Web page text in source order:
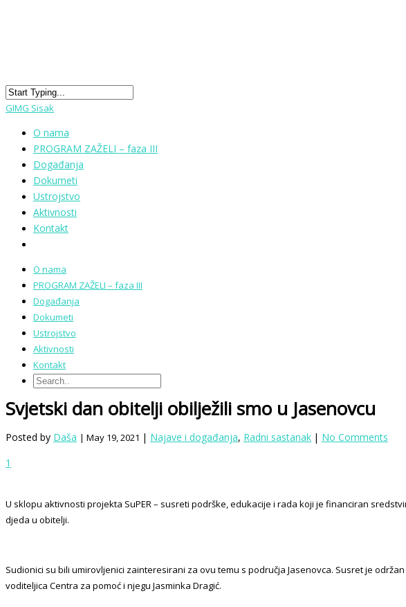
GIMG Sisak
O nama
PROGRAM ZAŽELI – faza III
Događanja
Dokumeti
Ustrojstvo
Aktivnosti
Kontakt
O nama
PROGRAM ZAŽELI – faza III
Događanja
Dokumeti
Ustrojstvo
Aktivnosti
Kontakt
Svjetski dan obitelji obilježili smo u Jasenovcu
Posted by Daša | May 19, 2021 | Najave i događanja, Radni sastanak | No Comments
1
U sklopu aktivnosti projekta SuPER – susreti podrške, edukacije i rada koji je financiran
djeda u obitelji.
Sudionici su bili umirovljenici zainteresirani za ovu temu s područja Jasenovca. Susret je
voditeljica Centra za pomoć i njegu Jasminka Dragić.